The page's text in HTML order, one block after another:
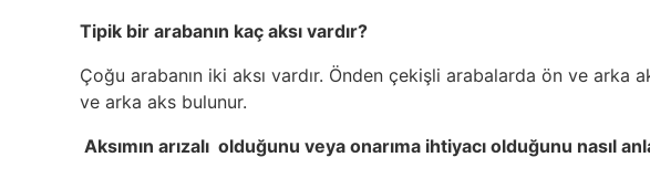
Tipik bir arabanın kaç aksı vardır?
Çoğu arabanın iki aksı vardır. Önden çekişli arabalarda ön ve
ve arka aks bulunur.
Aksımın arızalı olduğunu veya onarıma ihtiyacı olduğunu nasıl